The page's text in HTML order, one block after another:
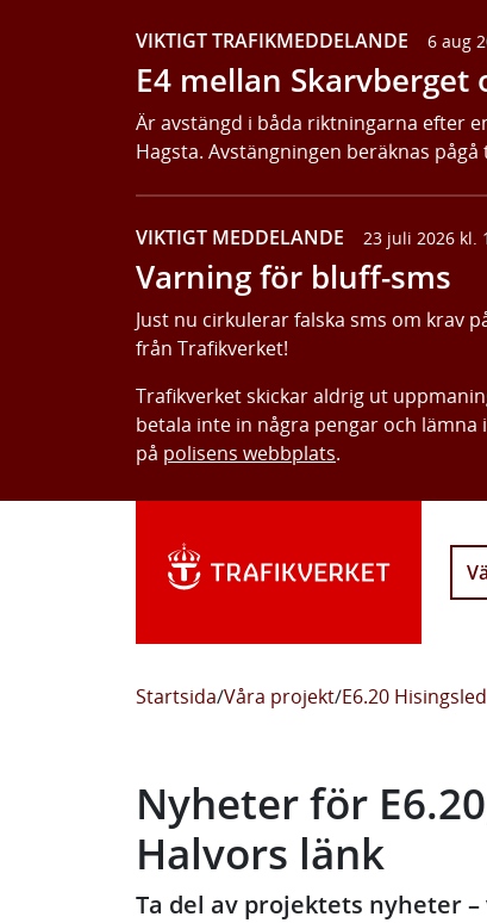
VIKTIGT TRAFIKMEDDELANDE 6 aug
E4 mellan
Är avstängd i båda riktningarna efter
Hagsta. Avstängningen beräknas
VIKTIGT MEDDELANDE 23 juli 2026 kl.
Varning för bluff-sms
Just nu cirkulerar falska sms om krav
från Trafikverket!
Trafikverket skickar aldrig ut
betala inte in några pengar och
på polisens webbplats.
Startsida/Våra projekt/E6.20
Nyheter för
Halvors länk
Ta del av projektets nyheter